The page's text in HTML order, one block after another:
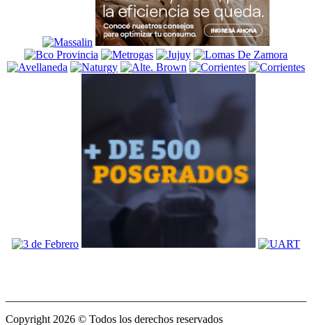
Copyright 2026 © Todos los derechos reservados